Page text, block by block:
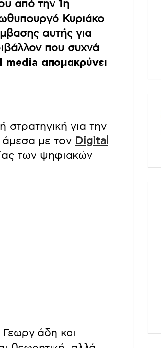
από την 1η
Κυριάκο
αυτής για
που συχνά
απομακρύνει
στρατηγική για την
άμεσα με τον Digital
των ψηφιακών
και